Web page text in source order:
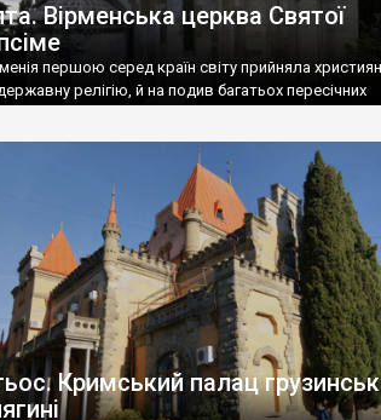
Вірменська церква Святої
першою серед країн світу прийняла
релігію, й на подив багатьох пересічних
Кримський палац